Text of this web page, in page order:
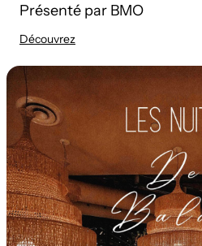
Présenté par BMO
Découvrez